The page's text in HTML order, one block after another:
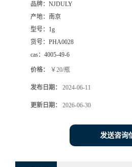
品牌： NJDULY
产地： 南京
型号： 1g
货号： PHA0028
cas： 4005-49-6
价格： ￥20/瓶
发布日期： 2024-06-11
更新日期： 2026-06-30
发送咨询